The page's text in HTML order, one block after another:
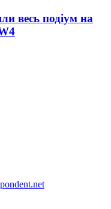
весь подіум на
4